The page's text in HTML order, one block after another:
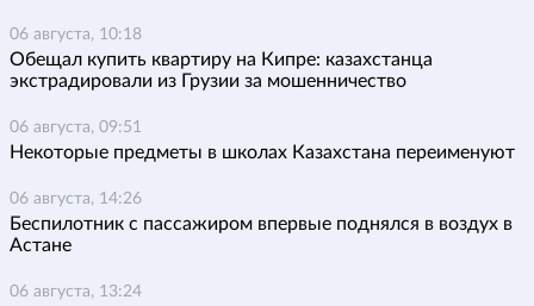
06 августа, 10:18
Обещал купить квартиру на Кипре: казахстанца
экстрадировали из Грузии за мошенничество
06 августа, 09:51
Некоторые предметы в школах Казахстана переименуют
06 августа, 14:26
Беспилотник с пассажиром впервые поднялся в воздух в
Астане
06 августа, 13:24